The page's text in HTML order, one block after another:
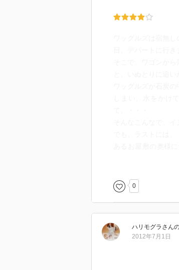
イヌ取りにはもう追
探すのに忙しかった
ワッグルズとイヌ取
0
ハリモグラ さん
2012年7月1日